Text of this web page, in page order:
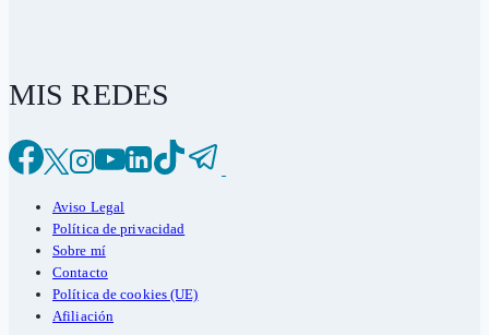
MIS REDES
Aviso Legal
Política de privacidad
Sobre mí
Contacto
Política de cookies (UE)
Afiliación